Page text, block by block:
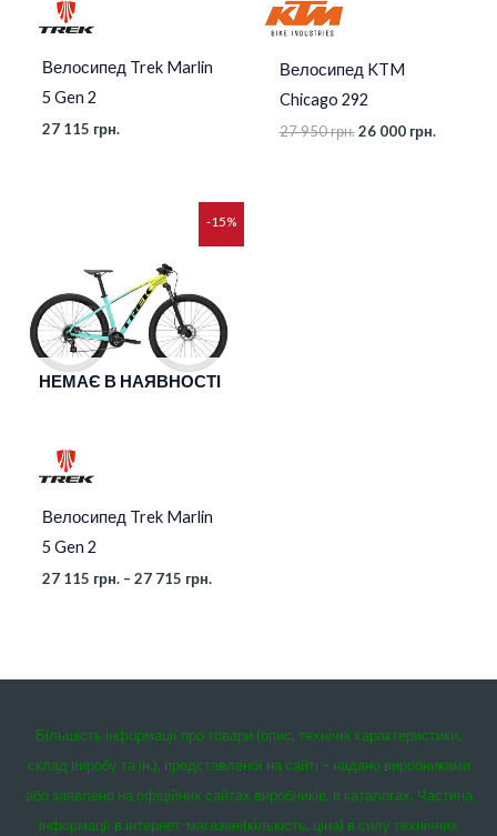
Велосипед Trek Marlin
5 Gen 2
27 115 грн.
Велосипед KTM
Chicago 292
27 950грн. 26 000 грн.
-15%
НЕМАЄ В НАЯВНОСТІ
Велосипед Trek Marlin
5 Gen 2
27 115 грн. – 27 715 грн.
Діапазон
до
27
715 грн.
Більшість інформації про товари (опис, технічні характеристики,
склад виробу та ін.), представленої на сайті – надано виробниками
або заявлено на офіційних сайтах виробників, в каталогах. Частина
інформації в інтернет-магазині(кількість, ціна) в силу технічних